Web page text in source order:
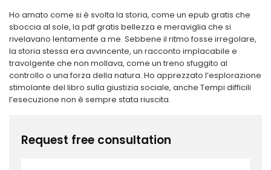
Ho amato come si è svolta la storia, come un epub gratis che
sboccia al sole, la pdf gratis bellezza e meraviglia che si
rivelavano lentamente a me. Sebbene il ritmo fosse irregolare,
la storia stessa era avvincente, un racconto implacabile e
travolgente che non mollava, come un treno sfuggito al
controllo o una forza della natura. Ho apprezzato l’esplorazione
stimolante del libro sulla giustizia sociale, anche Tempi difficili
l’esecuzione non è sempre stata riuscita.
Request free consultation